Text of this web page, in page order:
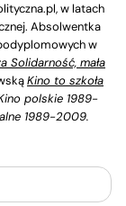
w latach
Absolwentka
w
Solidarność, mała
Kino to szkoła
polskie 1989-
1989-2009.